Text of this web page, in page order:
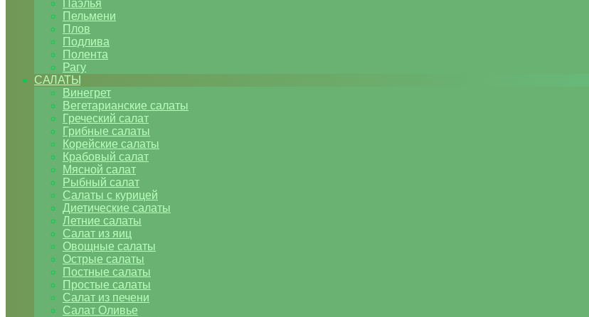
Паэлья
Пельмени
Плов
Подлива
Полента
Рагу
САЛАТЫ
Винегрет
Вегетарианские салаты
Греческий салат
Грибные салаты
Корейские салаты
Крабовый салат
Мясной салат
Рыбный салат
Салаты с курицей
Диетические салаты
Летние салаты
Салат из яиц
Овощные салаты
Острые салаты
Постные салаты
Простые салаты
Салат из печени
Салат Оливье